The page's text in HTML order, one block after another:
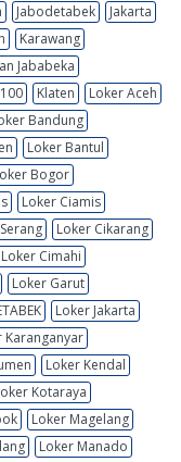
Jabodetabek
Jakarta
Karawang
Jababeka
Klaten
Loker Aceh
Bandung
Loker Bantul
Bogor
Loker Ciamis
Loker Cikarang
Loker Cimahi
Loker Garut
Loker Jakarta
Karanganyar
Loker Kendal
Kotaraya
Loker Magelang
Loker Manado